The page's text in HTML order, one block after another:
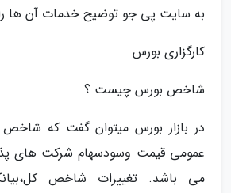
به سایت پی جو توضیح خدمات آن ها
کارگزاری بورس
شاخص بورس چیست ؟
در بازار بورس میتوان گفت که
عمومی قیمت وسودسهام شرکت های
می باشد. تغییرات شاخص